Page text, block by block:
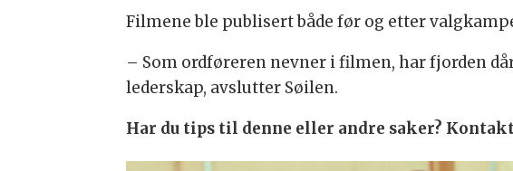
Filmene ble publisert både før og etter
– Som ordføreren nevner i filmen, har fjorden
lederskap, avslutter Søilen.
Har du tips til denne eller andre saker?